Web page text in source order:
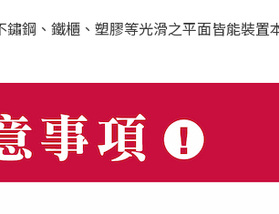
鋼、鐵櫃、塑膠等光滑之平面皆能裝置